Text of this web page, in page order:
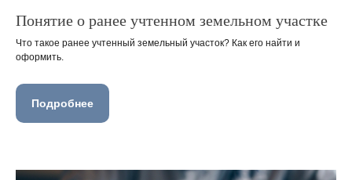
Понятие о ранее учтенном земельном участке
Что такое ранее учтенный земельный участок? Как его найти и
оформить.
Подробнее